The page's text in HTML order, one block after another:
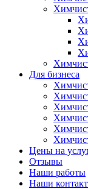
Для бизнеса
Цены на
Отзывы
Наши работы
Наши